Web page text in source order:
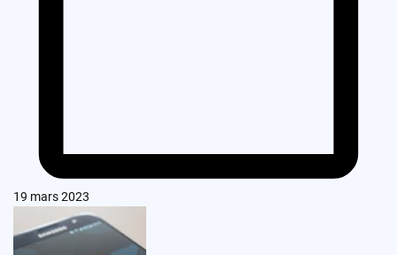
19 mars 2023